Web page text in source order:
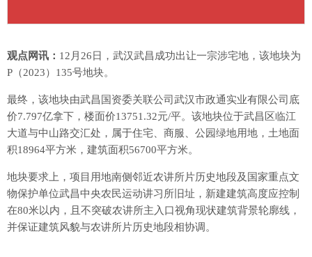
观点网讯： 12月26日，武汉武昌成功出让一宗涉宅地，该地块为
P（2023）135号地块。
最终，该地块由武昌国资委关联公司武汉市政通实业有限公司底
价7.797亿拿下，楼面价13751.32元/平。该地块位于武昌区临江
大道与中山路交汇处，属于住宅、商服、公园绿地用地，土地面
积18964平方米，建筑面积56700平方米。
地块要求上，项目用地南侧邻近农讲所片历史地段及国家重点文
物保护单位武昌中央农民运动讲习所旧址，新建建筑高度应控制
在80米以内，且不突破农讲所主入口视角现状建筑背景轮廓线，
并保证建筑风貌与农讲所片历史地段相协调。